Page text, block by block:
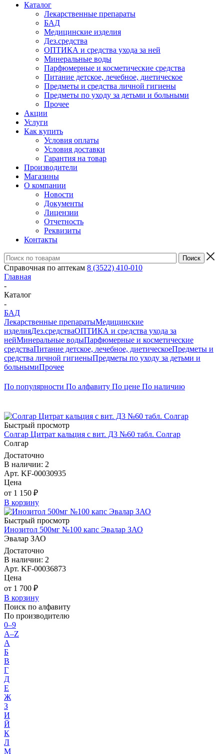
Каталог
Лекарственные препараты
БАД
Медицинские изделия
Дез.средства
ОПТИКА и средства ухода за ней
Минеральные воды
Парфюмерные и косметические средства
Питание детское, лечебное, диетическое
Предметы и средства личной гигиены
Предметы по уходу за детьми и больными
Прочее
Акции
Услуги
Как купить
Условия оплаты
Условия доставки
Гарантия на товар
Производители
Магазины
О компании
Новости
Документы
Лицензии
Отчетность
Реквизиты
Контакты
Справочная по аптекам 8 (3522) 410-010
Главная
-
Каталог
-
БАД
Лекарственные препаратыМедицинские
изделияДез.средстваОПТИКА и средства ухода за
нейМинеральные водыПарфюмерные и косметические
средстваПитание детское, лечебное, диетическоеПредметы и
средства личной гигиеныПредметы по уходу за детьми и
больнымиПрочее
По популярности По алфавиту По цене По наличию
Быстрый просмотр
Солгар Цитрат кальция с вит. Д3 №60 табл. Солгар
Солгар
Достаточно
В наличии: 2
Арт. KF-00030935
Цена
от 1 150 ₽
В корзину
Быстрый просмотр
Инозитол 500мг №100 капс Эвалар ЗАО
Эвалар ЗАО
Достаточно
В наличии: 2
Арт. KF-00036873
Цена
от 1 700 ₽
В корзину
Поиск по алфавиту
По производителю
0–9
A–Z
А
Б
В
Г
Д
Е
Ж
З
И
Й
К
Л
М